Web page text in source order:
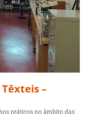
–
práticos no âmbito das